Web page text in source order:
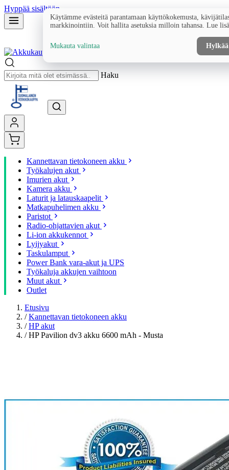
Hyppää sisältöön
Haku
Kannettavan tietokoneen akku
Työkalujen akut
Imurien akut
Kamera akku
Laturit ja latauskaapelit
Matkapuhelimen akku
Paristot
Radio-ohjattavien akut
Li-ion akkukennot
Lyijyakut
Taskulamput
Power Bank vara-akut ja UPS
Työkaluja akkujen vaihtoon
Muut akut
Outlet
Etusivu
/ Kannettavan tietokoneen akku
/ HP akut
/ HP Pavilion dv3 akku 6600 mAh - Musta
Käytämme evästeitä parantamaan käyttökokemusta,
markkinointiin. Voit hallita asetuksia milloin tahansa. Lue
Mukauta valintaa Hylkää